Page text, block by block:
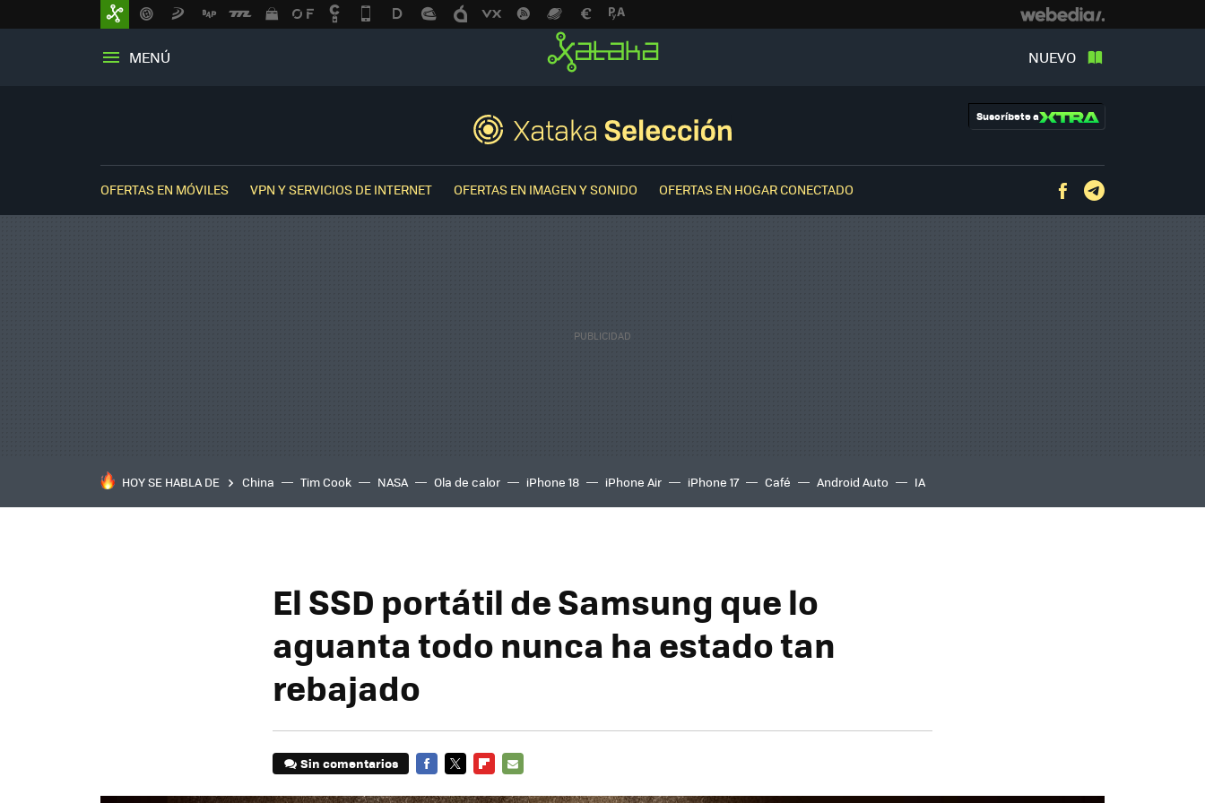
MENÚ NUEVO
Suscríbete a
OFERTAS EN MÓVILES VPN Y SERVICIOS DE INTERNET OFERTAS EN IMAGEN Y SONIDO OFERTAS EN HOGAR CONECTADO Facebook
HOY SE HABLA DE China Tim Cook NASA Ola de calor iPhone 18 iPhone Air iPhone 17 Café Android Auto IA
El SSD portátil de Samsung que lo
aguanta todo nunca ha estado tan
rebajado
Sin comentarios